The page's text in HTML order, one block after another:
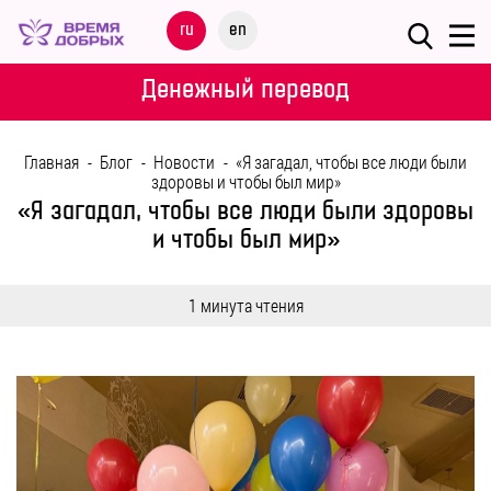
ru en
Меню
НАШИ
ДЕТИ
МЕРОПРИЯТИЯ
ПОМОЩЬ
Денежный перевод
Главная - Блог - Новости - «Я загадал, чтобы все люди были
здоровы и чтобы был мир»
«Я загадал, чтобы все люди были здоровы
и чтобы был мир»
1 минута чтения